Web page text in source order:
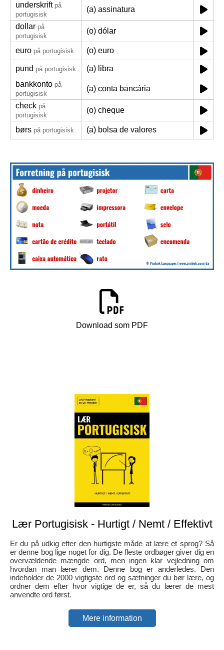
underskrift på
portugisisk
(a) assinatura
dollar på
portugisisk
(o) dólar
euro på portugisisk (o) euro
pund på portugisisk
(a) libra
bankkonto på
portugisisk
(a) conta bancária
check på
portugisisk
(o) cheque
børs på portugisisk (a) bolsa de valores
Download som PDF
Lær Portugisisk - Hurtigt / Nemt / Effektivt
Er du på udkig efter den hurtigste måde at lære et sprog? Så
er denne bog lige noget for dig. De fleste ordbøger giver dig en
overvældende mængde ord, men ingen klar vejledning om
hvordan man lærer dem. Denne bog er anderledes. Den
indeholder de 2000 vigtigste ord og sætninger du bør lære, og
ordner dem efter hvor vigtige de er, så du lærer de mest
anvendte ord først.
Mere information